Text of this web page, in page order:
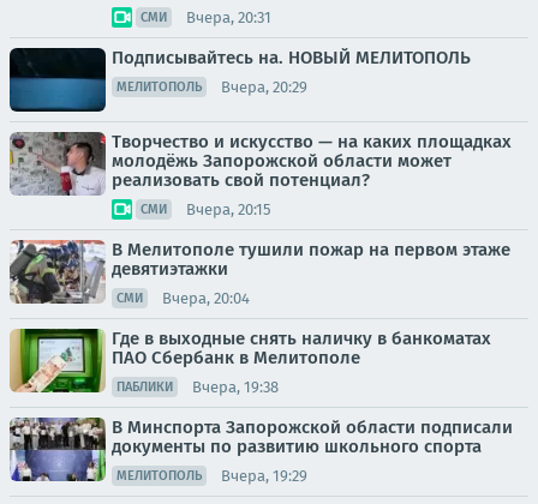
СМИ Вчера, 20:31
Подписывайтесь на. НОВЫЙ МЕЛИТОПОЛЬ
МЕЛИТОПОЛЬ Вчера, 20:29
Творчество и искусство — на каких площадках
молодёжь Запорожской области может
реализовать свой потенциал?
СМИ Вчера, 20:15
В Мелитополе тушили пожар на первом этаже
девятиэтажки
СМИ Вчера, 20:04
Где в выходные снять наличку в банкоматах
ПАО Сбербанк в Мелитополе
ПАБЛИКИ Вчера, 19:38
В Минспорта Запорожской области подписали
документы по развитию школьного спорта
МЕЛИТОПОЛЬ Вчера, 19:29